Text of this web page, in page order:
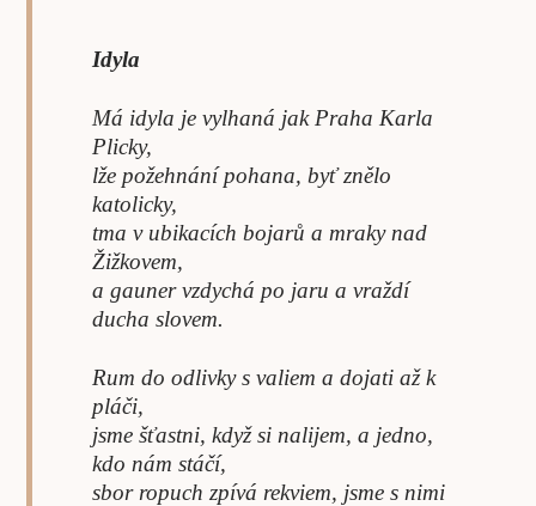
Idyla
Má idyla je vylhaná jak Praha Karla
Plicky,
lže požehnání pohana, byť znělo
katolicky,
tma v ubikacích bojarů a mraky nad
Žižkovem,
a gauner vzdychá po jaru a vraždí
ducha slovem.
Rum do odlivky s valiem a dojati až k
pláči,
jsme šťastni, když si nalijem, a jedno,
kdo nám stáčí,
sbor ropuch zpívá rekviem, jsme s nimi